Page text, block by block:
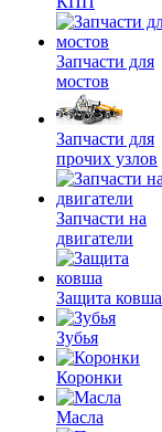
Запчасти для
мостов
Запчасти для
прочих узлов
Запчасти на
двигатели
Защита ковша
Зубья
Коронки
Масла